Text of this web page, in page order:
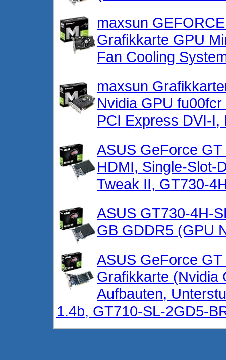
maxsun
Grafikkarte GPU
Fan Cooling
maxsun
Nvidia GPU
PCI Express DVI-I,
ASUS GeForce
HDMI, Single-Slot-
Tweak II, GT730-
ASUS GT730-4H-
GB GDDR5 (GPU
ASUS GeForce
Grafikkarte (Nvidia
Aufbauten,
1.4b, GT710-SL-2GD5-